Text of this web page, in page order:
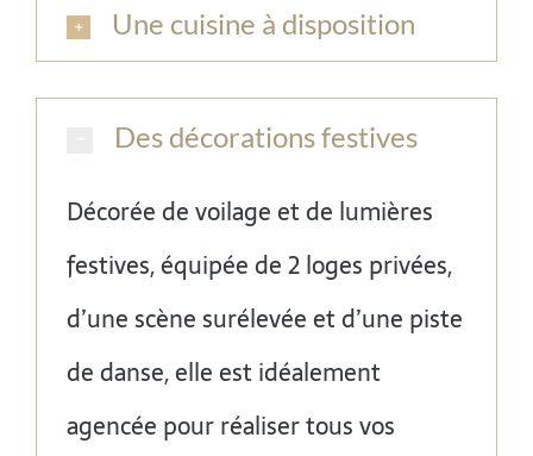
Une cuisine à disposition
Des décorations festives
Décorée de voilage et de lumières
festives, équipée de 2 loges privées,
d’une scène surélevée et d’une piste
de danse, elle est idéalement
agencée pour réaliser tous vos